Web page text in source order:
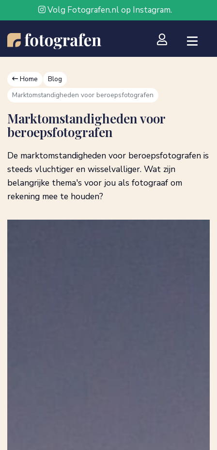
Volg Fotografen.nl op Instagram.
Home
Blog
Marktomstandigheden voor beroepsfotografen
Marktomstandigheden voor
beroepsfotografen
De marktomstandigheden voor beroepsfotografen is
steeds vluchtiger en wisselvalliger. Wat zijn
belangrijke thema's voor jou als fotograaf om
rekening mee te houden?